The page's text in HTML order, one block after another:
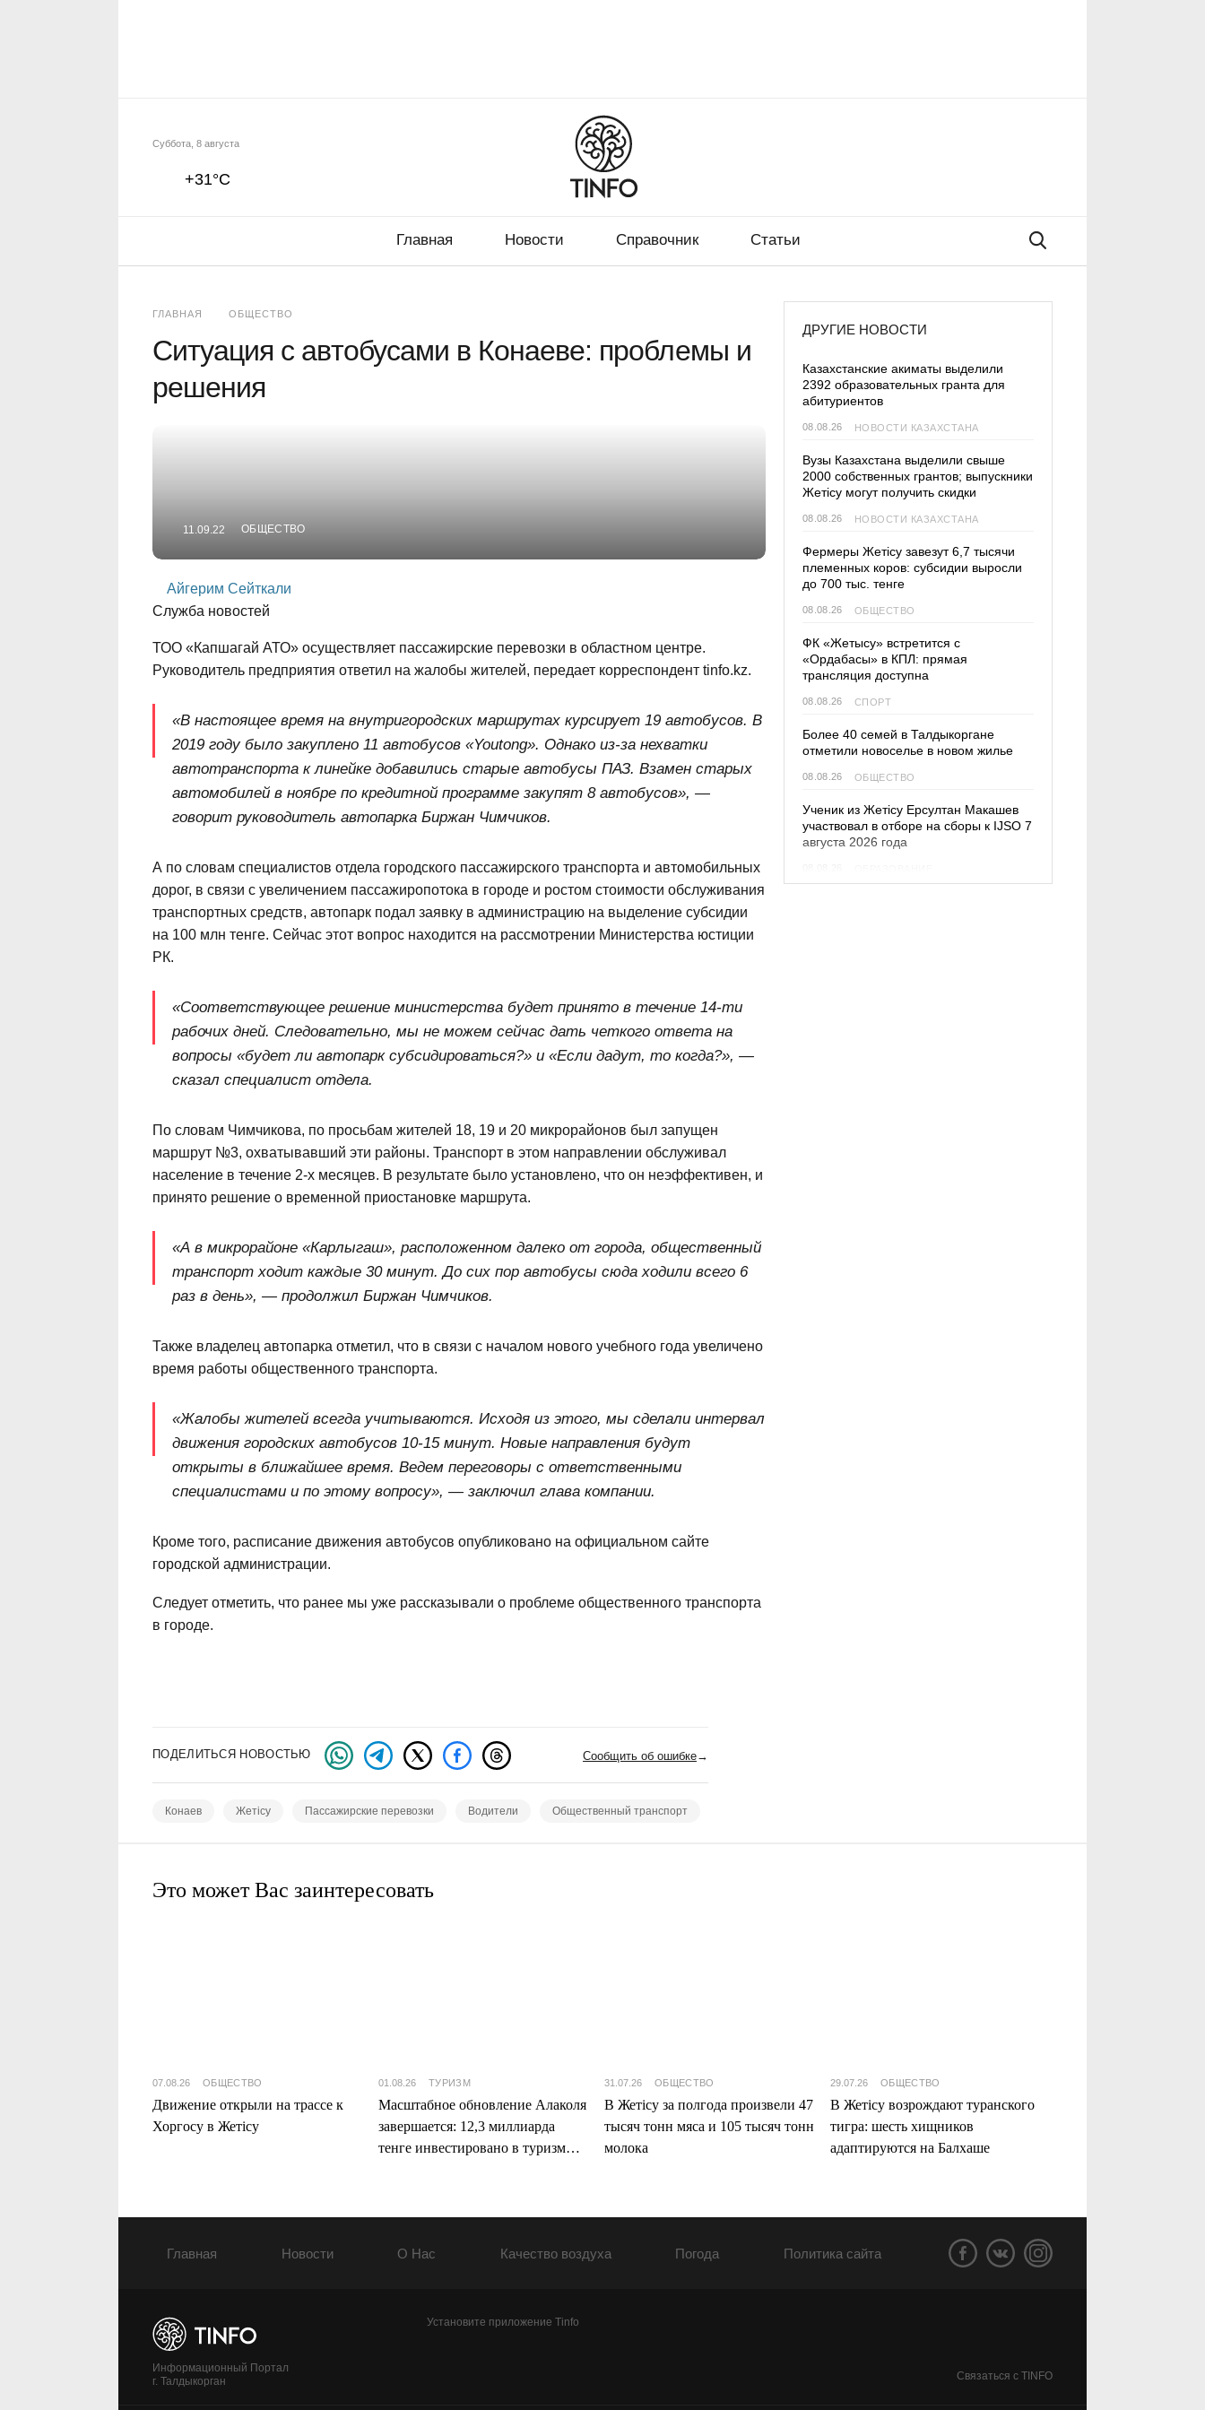
Главная Новости Справочник Статьи
+31°C
Суббота, 8 августа
ГЛАВНАЯ ОБЩЕСТВО
Ситуация с автобусами в Конаеве: проблемы и
решения
11.09.22 ОБЩЕСТВО
Айгерим Сейткали
Служба новостей
ТОО «Капшагай АТО» осуществляет пассажирские перевозки в областном центре.
Руководитель предприятия ответил на жалобы жителей, передает корреспондент tinfo.kz.
«В настоящее время на внутригородских маршрутах курсирует 19 автобусов. В
2019 году было закуплено 11 автобусов «Youtong». Однако из-за нехватки
автотранспорта к линейке добавились старые автобусы ПАЗ. Взамен старых
автомобилей в ноябре по кредитной программе закупят 8 автобусов», —
говорит руководитель автопарка Биржан Чимчиков.
А по словам специалистов отдела городского пассажирского транспорта и автомобильных
дорог, в связи с увеличением пассажиропотока в городе и ростом стоимости обслуживания
транспортных средств, автопарк подал заявку в администрацию на выделение субсидии
на 100 млн тенге. Сейчас этот вопрос находится на рассмотрении Министерства юстиции
РК.
«Соответствующее решение министерства будет принято в течение 14-ти
рабочих дней. Следовательно, мы не можем сейчас дать четкого ответа на
вопросы «будет ли автопарк субсидироваться?» и «Если дадут, то когда?», —
сказал специалист отдела.
По словам Чимчикова, по просьбам жителей 18, 19 и 20 микрорайонов был запущен
маршрут №3, охватывавший эти районы. Транспорт в этом направлении обслуживал
население в течение 2-х месяцев. В результате было установлено, что он неэффективен, и
принято решение о временной приостановке маршрута.
«А в микрорайоне «Карлыгаш», расположенном далеко от города, общественный
транспорт ходит каждые 30 минут. До сих пор автобусы сюда ходили всего 6
раз в день», — продолжил Биржан Чимчиков.
Также владелец автопарка отметил, что в связи с началом нового учебного года увеличено
время работы общественного транспорта.
«Жалобы жителей всегда учитываются. Исходя из этого, мы сделали интервал
движения городских автобусов 10-15 минут. Новые направления будут
открыты в ближайшее время. Ведем переговоры с ответственными
специалистами и по этому вопросу», — заключил глава компании.
Кроме того, расписание движения автобусов опубликовано на официальном сайте
городской администрации.
Следует отметить, что ранее мы уже рассказывали о проблеме общественного транспорта
в городе.
ДРУГИЕ НОВОСТИ
Казахстанские акиматы выделили
2392 образовательных гранта для
абитуриентов
08.08.26 НОВОСТИ КАЗАХСТАНА
Вузы Казахстана выделили свыше
2000 собственных грантов; выпускники
Жетісу могут получить скидки
08.08.26 НОВОСТИ КАЗАХСТАНА
Фермеры Жетісу завезут 6,7 тысячи
племенных коров: субсидии выросли
до 700 тыс. тенге
08.08.26 ОБЩЕСТВО
ФК «Жетысу» встретится с
«Ордабасы» в КПЛ: прямая
трансляция доступна
08.08.26 СПОРТ
Более 40 семей в Талдыкоргане
отметили новоселье в новом жилье
08.08.26 ОБЩЕСТВО
Ученик из Жетісу Ерсултан Макашев
участвовал в отборе на сборы к IJSO 7
августа 2026 года
ПОДЕЛИТЬСЯ НОВОСТЬЮ Сообщить об ошибке→
Конаев Жетісу Пассажирские перевозки Водители Общественный транспорт
Это может Вас заинтересовать
07.08.26 ОБЩЕСТВО
Движение открыли на трассе к
Хоргосу в Жетісу
01.08.26 ТУРИЗМ
Масштабное обновление Алаколя
завершается: 12,3 миллиарда
тенге инвестировано в туризм
31.07.26 ОБЩЕСТВО
В Жетісу за полгода произвели 47
тысяч тонн мяса и 105 тысяч тонн
молока
29.07.26 ОБЩЕСТВО
В Жетісу возрождают туранского
тигра: шесть хищников
адаптируются на Балхаше
Главная Новости О Нас Качество воздуха Погода Политика сайта
Информационный Портал
г. Талдыкорган
Установите приложение Tinfo
Связаться с TINFO